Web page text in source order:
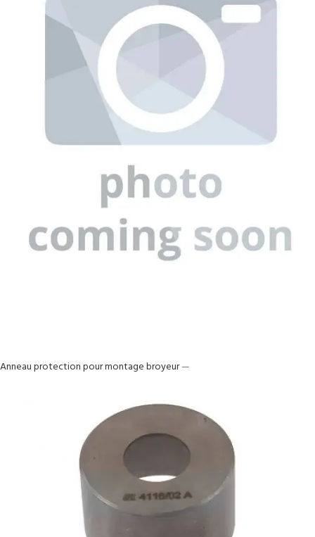
Anneau protection pour montage broyeur—